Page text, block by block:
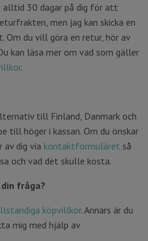
alltid 30 dagar på dig för att
men jag kan skicka en
Om du vill göra en retur, hör av
kan läsa mer om vad som gäller
.
till Finland, Danmark och
till höger i kassan. Om du önskar
dig via kontaktformuläret så
och vad det skulle kosta.
fråga?
köpvillkor. Annars är du
mig med hjälp av